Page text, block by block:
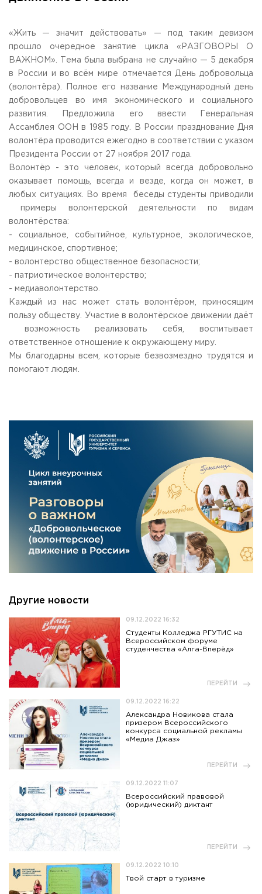
Общежитие / Кампус РГУТИС
Контакты
Научная деятельность
Дополнительное образование
Федеральный ресурсный центр
Федеральное учебно-методическое объединение в
системе ВО
Федеральное учебно-методическое объединение в
системе СПО
Профком
Конкурс ППС
ЗАКАЗАТЬ ОБРАТНЫЙ ЗВОНОК
АДРЕС
141221, Московская обл.,Городской округ
Пушкинский,
пгт. Черкизово,
ул. Главная, 99
+7 (495) 940 83 58 - Приемная комиссия
E-MAIL
info@rguts.ru
priem@rguts.ru - Приемная комиссия
ГРАФИК И РЕЖИМ РАБОТЫ
пн-чт: с 09:00 до 18:00;
сб-вс: выходной
Приемная комиссия
вс: выходной.
«Жить — значит действовать» — под таким девизом
прошло очередное занятие цикла «РАЗГОВОРЫ О
ВАЖНОМ». Тема была выбрана не случайно — 5 декабря
в России и во всём мире отмечается День добровольца
(волонтёра). Полное его название Международный день
добровольцев во имя экономического и социального
развития. Предложила его ввести Генеральная
Ассамблея ООН в 1985 году. В России празднование Дня
волонтёра проводится ежегодно в соответствии с указом
Президента России от 27 ноября 2017 года.
Волонтёр - это человек, который всегда добровольно
оказывает помощь, всегда и везде, когда он может, в
любых ситуациях. Во время беседы студенты приводили
примеры волонтерской деятельности по видам
волонтёрства:
- социальное, событийное, культурное, экологическое,
медицинское, спортивное;
- волонтерство общественное безопасности;
- патриотическое волонтерство;
- медиаволонтерство.
Каждый из нас может стать волонтёром, приносящим
пользу обществу. Участие в волонтёрское движении даёт
возможность реализовать себя, воспитывает
ответственное отношение к окружающему миру.
Мы благодарны всем, которые безвозмездно трудятся и
помогают людям.
Другие новости
09.12.2022 16:32
Студенты Колледжа РГУТИС на
Всероссийском форуме
студенчества «Алга-Вперёд»
ПЕРЕЙТИ
09.12.2022 16:22
Александра Новикова стала
призером Всероссийского
конкурса социальной рекламы
«Медиа Джаз»
ПЕРЕЙТИ
09.12.2022 11:07
Всероссийский правовой
(юридический) диктант
ПЕРЕЙТИ
09.12.2022 10:10
Твой старт в туризме